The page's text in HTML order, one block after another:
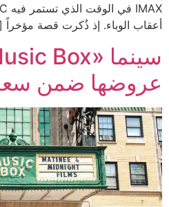
أعقاب الوباء. إذ ذُكرت قصة
عروضها ضمن